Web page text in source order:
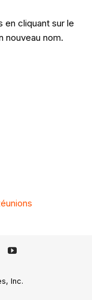
en cliquant sur le
nouveau nom.
Inc.